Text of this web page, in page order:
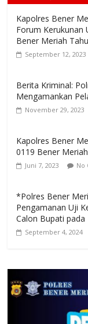
Kapolres Bener
Forum Kerukunan
Bener Meriah
September 12, 2023
Berita Kriminal:
Mengamankan
November 29, 2023
Kapolres Bener
0119 Bener Meriah
Juni 7, 2023 No
*Polres Bener
Pengamanan Uji
Calon Bupati
September 4, 2024